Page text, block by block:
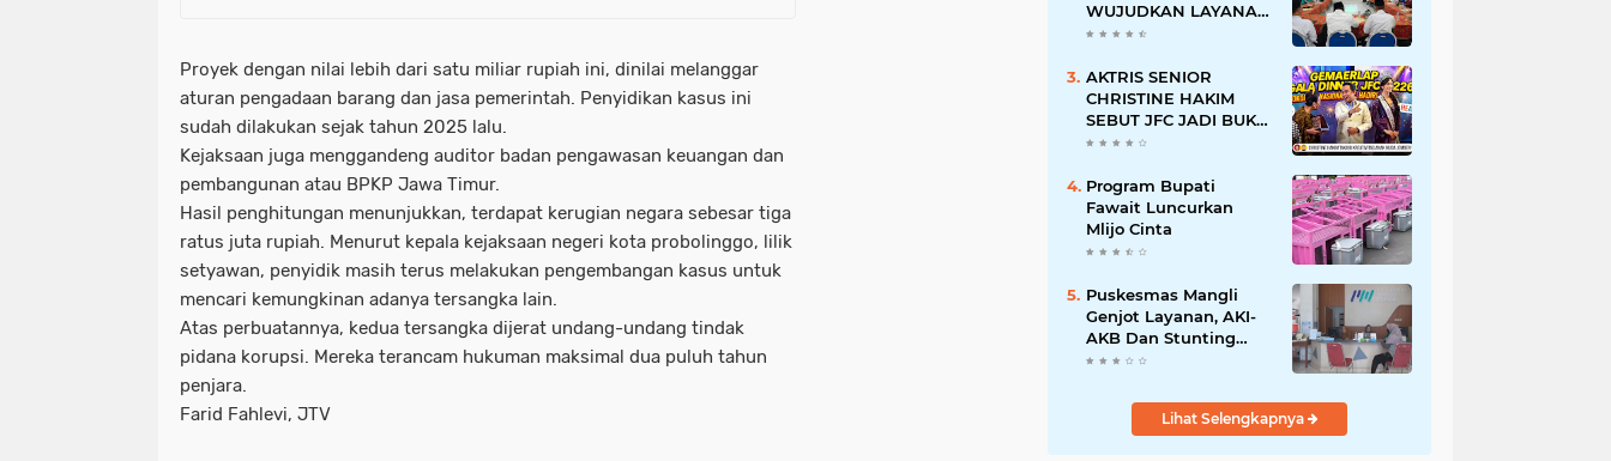
Proyek dengan nilai lebih dari satu miliar rupiah ini, dinilai melanggar
aturan pengadaan barang dan jasa pemerintah. Penyidikan kasus ini
sudah dilakukan sejak tahun 2025 lalu.
Kejaksaan juga menggandeng auditor badan pengawasan keuangan dan
pembangunan atau BPKP Jawa Timur.
Hasil penghitungan menunjukkan, terdapat kerugian negara sebesar tiga
ratus juta rupiah. Menurut kepala kejaksaan negeri kota probolinggo, lilik
setyawan, penyidik masih terus melakukan pengembangan kasus untuk
mencari kemungkinan adanya tersangka lain.
Atas perbuatannya, kedua tersangka dijerat undang-undang tindak
pidana korupsi. Mereka terancam hukuman maksimal dua puluh tahun
penjara.
Farid Fahlevi, JTV
WUJUDKAN LAYANAN
BERSINAR DAN
AKTRIS SENIOR
CHRISTINE HAKIM
SEBUT JFC JADI BUKTI
KREATIVITAS ANAK
Program Bupati
Fawait Luncurkan
Mlijo Cinta
Puskesmas Mangli
Genjot Layanan, AKI-
AKB Dan Stunting
Ditekan
Lihat Selengkapnya